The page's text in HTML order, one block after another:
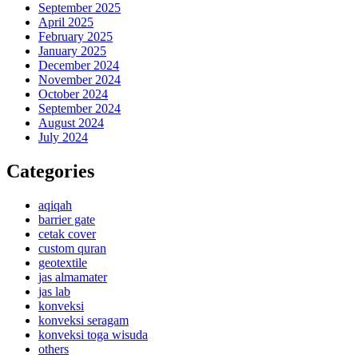
September 2025
April 2025
February 2025
January 2025
December 2024
November 2024
October 2024
September 2024
August 2024
July 2024
Categories
aqiqah
barrier gate
cetak cover
custom quran
geotextile
jas almamater
jas lab
konveksi
konveksi seragam
konveksi toga wisuda
others